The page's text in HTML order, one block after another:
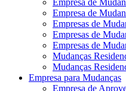
Empresa de
Empresas de
Empresas de
Empresas de
Mudanças
Mudanças
Empresa para Mudanças
Empresa de